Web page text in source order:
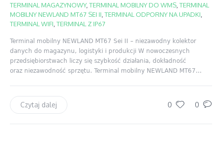
TERMINAL MAGAZYNOWY, TERMINAL MOBILNY DO WMS TERMINAL
MOBILNY NEWLAND MT67 SEI II TERMINAL ODPORNY NA UPADKI
TERMINAL WIFI TERMINAL Z IP67
Terminal mobilny NEWLAND MT67 Sei II – niezawodny kolektor
danych do magazynu, logistyki i produkcji W nowoczesnych
przedsiębiorstwach liczy się szybkość działania, dokładność
oraz niezawodność sprzętu. Terminal mobilny NEWLAND MT67...
0 0
Czytaj dalej